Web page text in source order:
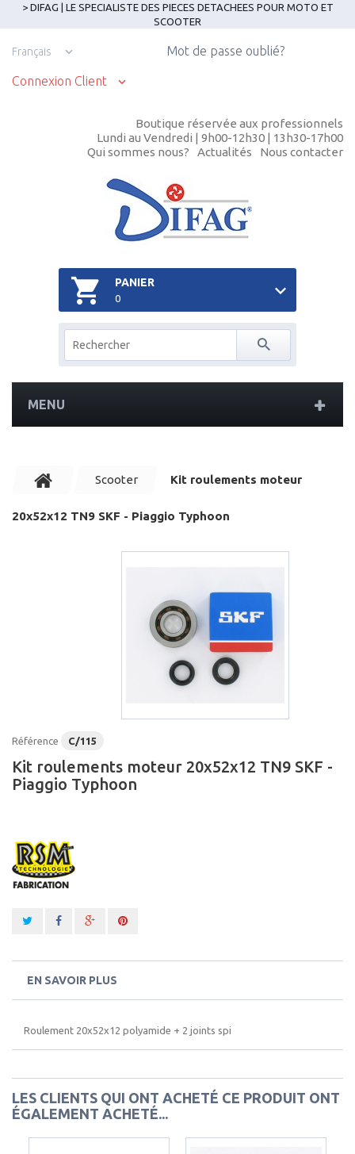
> DIFAG | LE SPECIALISTE DES PIECES DETACHEES POUR MOTO ET
SCOOTER
Français
Connexion Client
Mot de passe oublié?
Boutique réservée aux professionnels
Lundi au Vendredi | 9h00-12h30 | 13h30-17h00
Qui sommes nous?
Actualités Nous contacter
PANIER
0
MENU
Scooter Kit roulements moteur
20x52x12 TN9 SKF - Piaggio Typhoon
Référence C/115
Kit roulements moteur 20x52x12 TN9 SKF -
Piaggio Typhoon
EN SAVOIR PLUS
Roulement 20x52x12 polyamide + 2 joints spi
LES CLIENTS QUI ONT ACHETÉ CE PRODUIT ONT
ÉGALEMENT ACHETÉ...